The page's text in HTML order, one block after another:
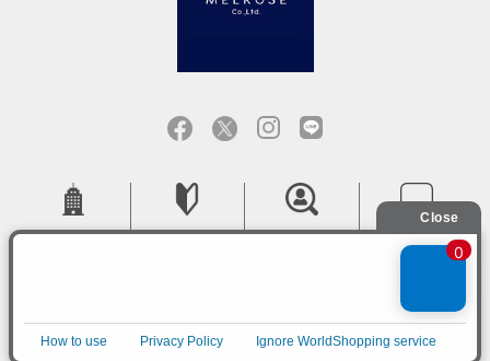
特定商取引法に基づく表記
COPYRIGHT (C) MELROSE CO.,LTD.ALL RIGHTS RESERVED.